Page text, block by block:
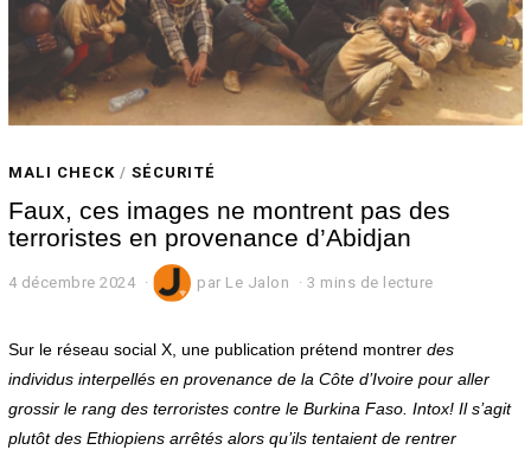
MALI CHECK / SÉCURITÉ
Faux, ces images ne montrent pas des
terroristes en provenance d’Abidjan
4 décembre 2024
c
e
m
b
r
par Le Jalon 3 mins de lecture
Sur le réseau social X, une publication prétend montrer des
individus interpellés en provenance de la Côte d’Ivoire pour aller
grossir le rang des terroristes contre le Burkina Faso. Intox! Il s’agit
plutôt des Ethiopiens arrêtés alors qu’ils tentaient de rentrer